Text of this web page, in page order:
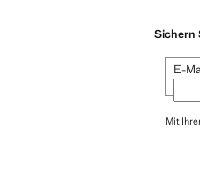
Sichern
E-
Mit